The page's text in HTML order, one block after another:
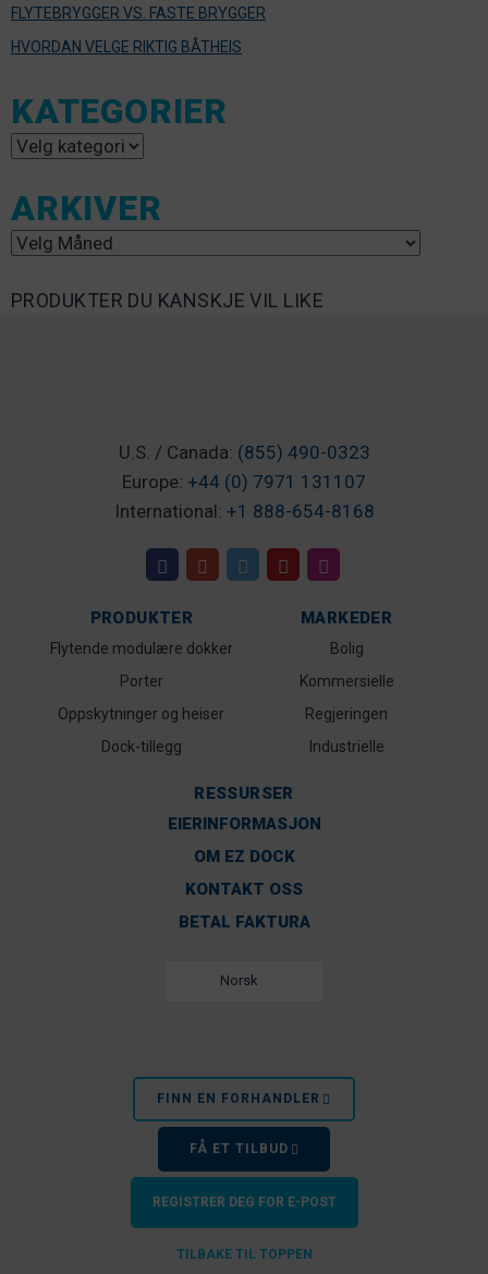
FLYTEBRYGGER VS. FASTE BRYGGER
HVORDAN VELGE RIKTIG BÅTHEIS
KATEGORIER
Kategorier
ARKIVER
Arkiver
PRODUKTER DU KANSKJE VIL LIKE
U.S. / Canada: (855) 490-0323
Europe: +44 (0) 7971 131107
International: +1 888-654-8168
PRODUKTER
Flytende modulære dokker
Porter
Oppskytninger og heiser
Dock-tillegg
MARKEDER
Bolig
Kommersielle
Regjeringen
Industrielle
RESSURSER
EIERINFORMASJON
OM EZ DOCK
KONTAKT OSS
BETAL FAKTURA
Norsk
FINN EN FORHANDLER
FÅ ET TILBUD
REGISTRER DEG FOR E-POST
TILBAKE TIL TOPPEN